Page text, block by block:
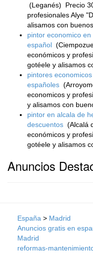
(Leganés)
Precio
profesionales Alye
alisamos con buenos
pintor economico
español
económicos y
gotéele y alisamos
pintores
españoles
economicos y
y alisamos con
pintor en alcala de
descuentos (Alcalá
económicos y
gotéele y alisamos
Anuncios
España > Madrid
Anuncios gratis en
Madrid
reformas-